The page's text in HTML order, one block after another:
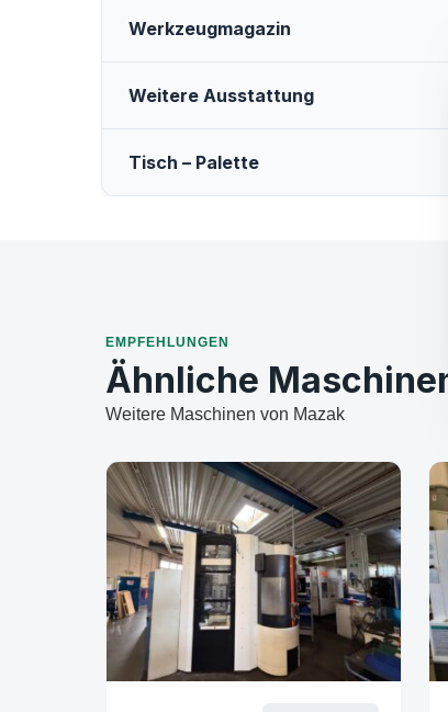
Werkzeugmagazin
Weitere Ausstattung
Tisch – Palette
EMPFEHLUNGEN
Ähnliche
Weitere Maschinen von Mazak